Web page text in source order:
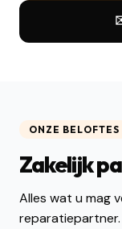
ONZE BELOFTES
Zakelijk
Alles wat u mag
reparatiepartner.